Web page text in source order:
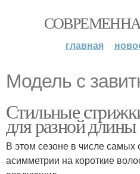
главная
Модель с
Стильные
для разной
В этом сезоне в числе самых
асимметрии на короткие